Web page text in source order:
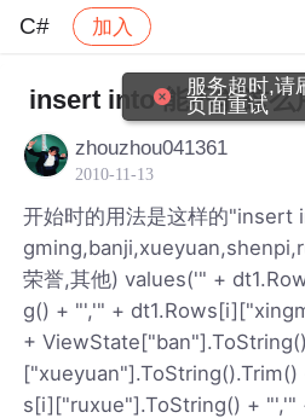
C# 加入
社区 C# 帖子详情
insert into 能不能这么
zhouzhou041361
2010-11-13
开始时的用法是这样的"insert
荣誉,其他) values('" +
g() + "','" +
+
["xueyuan"].ToString().Trim()
s[i]["ruxue"].ToString() +
服务超时,请
页面重试